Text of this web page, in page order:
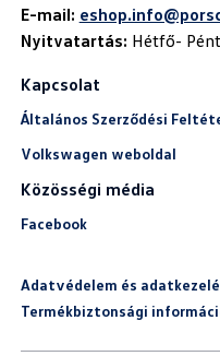
E-mail:
Nyitvatartás: Hétfő-
Kapcsolat
Általános Szerződési
Volkswagen weboldal
Közösségi média
Facebook
Adatvédelem és
Termékbiztonsági